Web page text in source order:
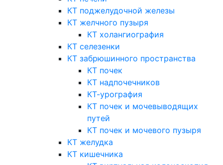
КТ поджелудочной железы
КТ желчного пузыря
КТ холангиография
КТ селезенки
КТ забрюшинного пространства
КТ почек
КТ надпочечников
КТ-урография
КТ почек и мочевыводящих
путей
КТ почек и мочевого пузыря
КТ желудка
КТ кишечника